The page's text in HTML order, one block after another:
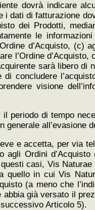
dovrà indicare
dati di fatturazione
dei Prodotti,
le
d’Acquisto, (c)
l’Ordine d’Acquisto,
sarà libero di
concludere
visione
periodo di tempo
generale all’evasione
e accetta, per via
Ordini
casi, Vis
in cui Vis
(a meno che
già versato il
Articolo 5).